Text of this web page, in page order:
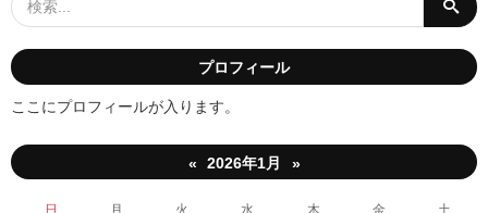
プロフィール
ここにプロフィールが入ります。
« 2026年1月 »